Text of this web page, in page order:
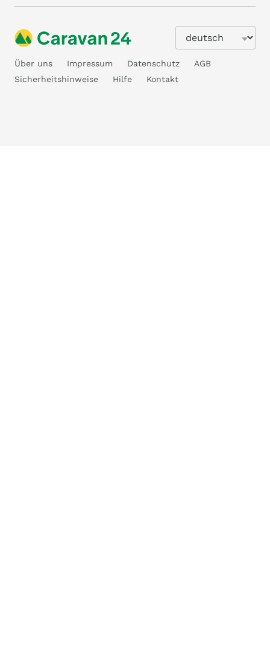
Über uns Impressum Datenschutz
AGB
Sicherheitshinweise
Hilfe Kontakt